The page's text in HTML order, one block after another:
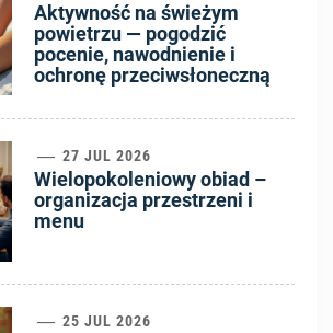
Aktywność na świeżym
powietrzu — pogodzić
pocenie, nawodnienie i
ochronę przeciwsłoneczną
27 JUL 2026
Wielopokoleniowy obiad –
organizacja przestrzeni i
menu
25 JUL 2026